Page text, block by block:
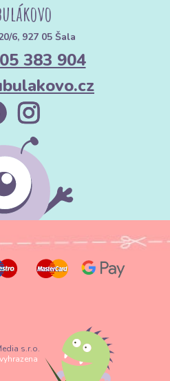
6, 927 05 Šala
383 904
s.r.o.